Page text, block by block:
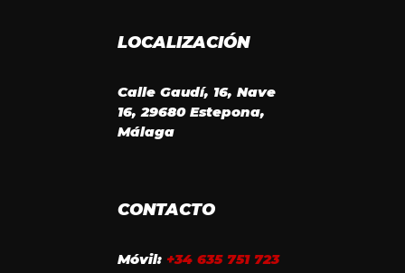
LOCALIZACIÓN
Calle Gaudí, 16, Nave
16, 29680 Estepona,
Málaga
CONTACTO
Móvil: +34 635 751 723